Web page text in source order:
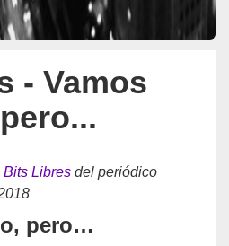
- Vamos
Bits Libres del periódico
pero…